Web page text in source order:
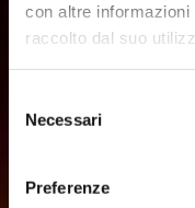
con altre
raccolto dal suo
delNecessari
Preferenze